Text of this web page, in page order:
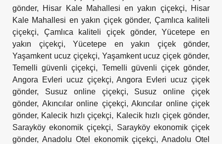
gönder, Hisar Kale Mahallesi en yakın çiçekçi,
Hisar
Kale Mahallesi en yakın çiçek gönder, Çamlıca kaliteli
çiçekçi, Çamlıca kaliteli çiçek gönder,Yücetepe en
yakın çiçekçi, Yücetepe en yakın çiçek gönder,
Yaşamkent ucuz çiçekçi, Yaşamkent ucuz çiçek gönder,
Temelli güvenli çiçekçi, Temelli güvenli çiçek gönder,
Angora Evleri ucuz çiçekçi,Angora Evleri ucuz çiçek
gönder, Susuz online çiçekçi, Susuz online çiçek
gönder, Akıncılar online çiçekçi, Akıncılar online çiçek
gönder, Kalecik hızlı çiçekçi, Kalecik hızlı çiçek gönder,
Sarayköy ekonomik çiçekçi, Sarayköy ekonomik çiçek
gönder, Anadolu Otel ekonomik çiçekçi,Anadolu Otel